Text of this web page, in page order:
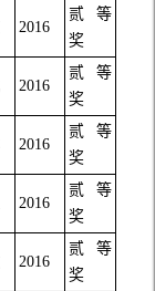
2016
贰等
奖
2016
贰等
奖
2016
贰等
奖
2016
贰等
奖
2016
贰等
奖